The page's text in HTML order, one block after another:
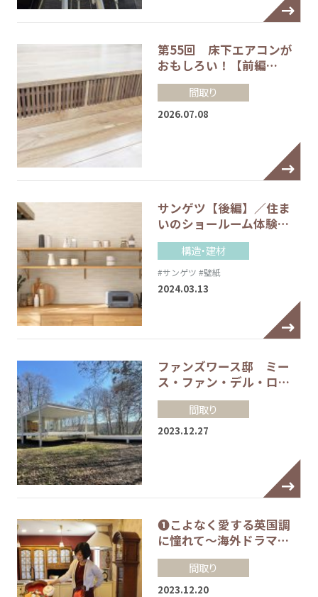
第55回 床下エアコンが
おもしろい！【前編…
間取り
2026.07.08
サンゲツ【後編】／住ま
いのショールーム体験…
構造・建材
#サンゲツ #壁紙
2024.03.13
ファンズワース邸 ミー
ス・ファン・デル・ロ…
間取り
2023.12.27
❶こよなく愛する英国調
に憧れて～海外ドラマ…
間取り
2023.12.20